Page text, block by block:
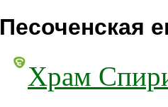
Песоченская
Храм